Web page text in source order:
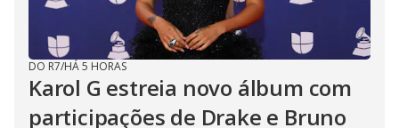
DO R7/HÁ 5 HORAS
Karol G estreia novo álbum com
participações de Drake e Bruno